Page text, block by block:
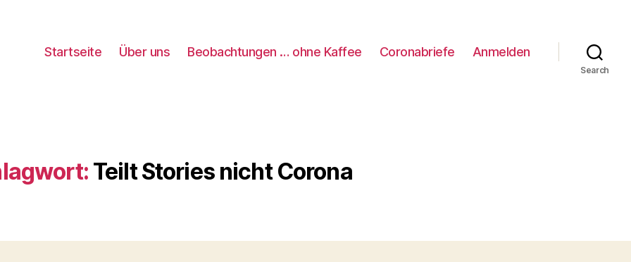
Startseite Über uns Beobachtungen … ohne Kaffee Coronabriefe Anmelden
Search
Teilt Stories nicht Corona